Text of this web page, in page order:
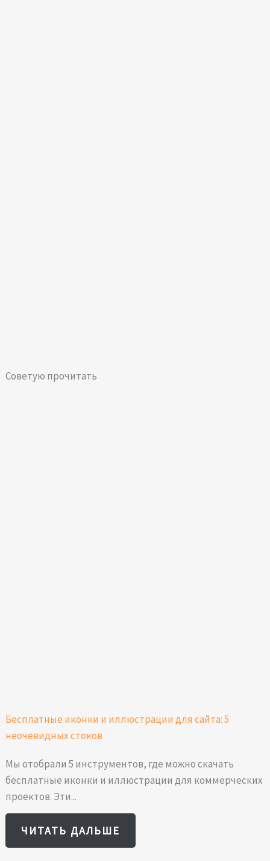
Советую прочитать
Бесплатные иконки и иллюстрации для сайта: 5
неочевидных стоков
Мы отобрали 5 инструментов, где можно скачать
бесплатные иконки и иллюстрации для коммерческих
проектов. Эти...
ЧИТАТЬ ДАЛЬШЕ